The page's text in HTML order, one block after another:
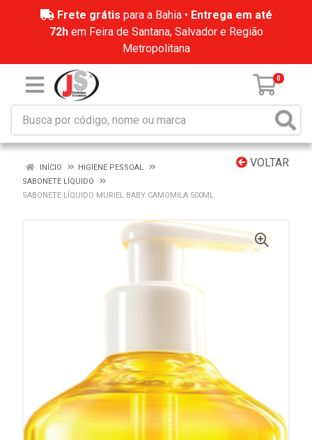
Frete grátis para a Bahia • Entrega em até
72hem Feira de Santana, Salvador e Região
Metropolitana
0
VOLTAR
INÍCIO
HIGIENE PESSOAL
SABONETE LÍQUIDO
SABONETE LÍQUIDO MURIEL BABY CAMOMILA 500ML